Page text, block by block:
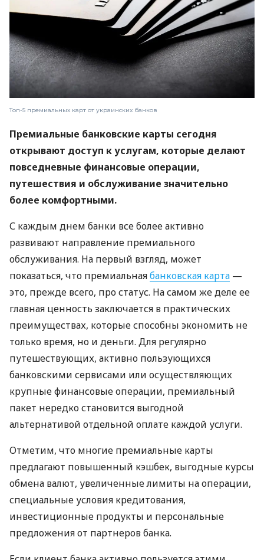
Топ-5 премиальных карт от украинских банков
Премиальные банковские карты сегодня
открывают доступ к услугам, которые делают
повседневные финансовые операции,
путешествия и обслуживание значительно
более комфортными.
С каждым днем ​​банки все более активно
развивают направление премиального
обслуживания. На первый взгляд, может
показаться, что премиальнаябанковская карта —
это, прежде всего, про статус. На самом же деле ее
главная ценность заключается в практических
преимуществах, которые способны экономить не
только время, но и деньги. Для регулярно
путешествующих, активно пользующихся
банковскими сервисами или осуществляющих
крупные финансовые операции, премиальный
пакет нередко становится выгодной
альтернативой отдельной оплате каждой услуги.
Отметим, что многие премиальные карты
предлагают повышенный кэшбек, выгодные курсы
обмена валют, увеличенные лимиты на операции,
специальные условия кредитования,
инвестиционные продукты и персональные
предложения от партнеров банка.